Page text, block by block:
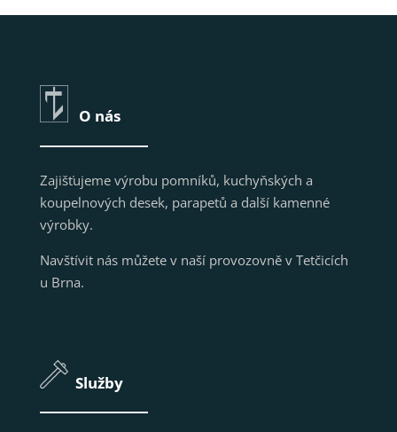
O nás
Zajišťujeme výrobu pomníků, kuchyňských a
koupelnových desek, parapetů a další kamenné
výrobky.
Navštívit nás můžete v naší provozovně v Tetčicích
u Brna.
Služby